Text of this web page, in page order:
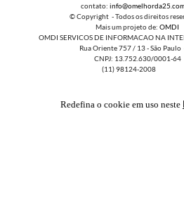
contato:
© Copyright - Todos os direitos
Mais um projeto de: OMDI
OMDI SERVICOS DE INFORMACAO NA
Rua Oriente 757 / 13 - São Paulo -
CNPJ: 13.752.630/0001-64
(11) 98124-2008
Redefina o cookie em uso neste